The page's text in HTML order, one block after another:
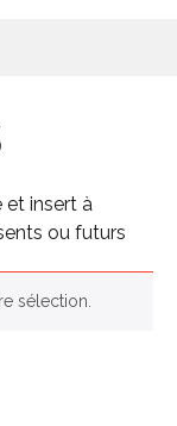
et insert à
ou futurs
sélection.